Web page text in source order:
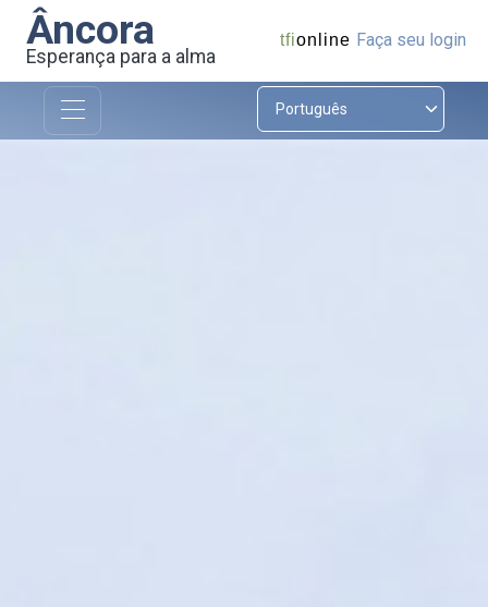
Âncora
Esperança para a alma
tfionline Faça seu login